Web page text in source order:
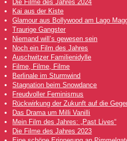
Die Filme des Jahres 2024
Kai aus der Kiste
Glamour aus Bollywood am Lago
Traurige Gangster
Niemand will’s gewesen sein
Noch ein Film des Jahres
Auschwitzer Familienidylle
Filme, Filme, Filme
Berlinale im Sturmwind
Stagnation beim Snowdance
Freudvoller Feminismus
Rückwirkung der Zukunft auf die
Das Drama um Milli Vanilli
Mein Film des Jahres: „Past Lives“
Die Filme des Jahres 2023